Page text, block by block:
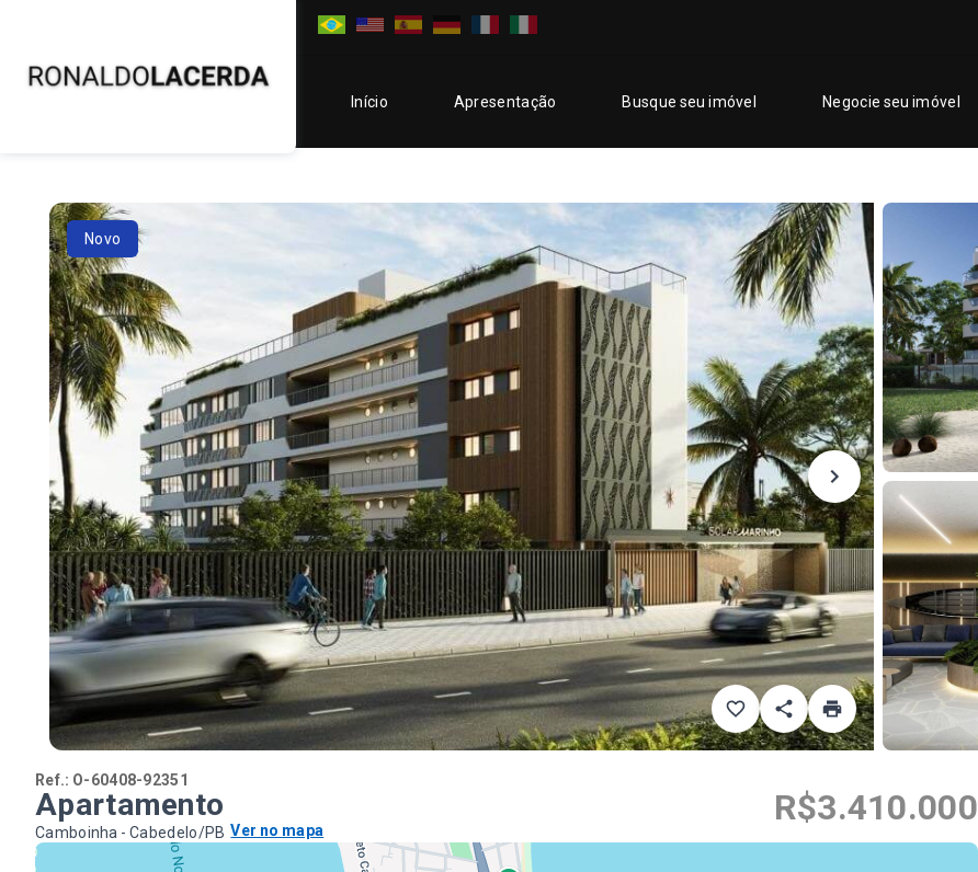
Início Apresentação Busque seu imóvel Negocie seu imóvel
Novo
Ref.: O-60408-92351
Apartamento
Camboinha - Cabedelo/PB Ver no mapa
R$3.410.000